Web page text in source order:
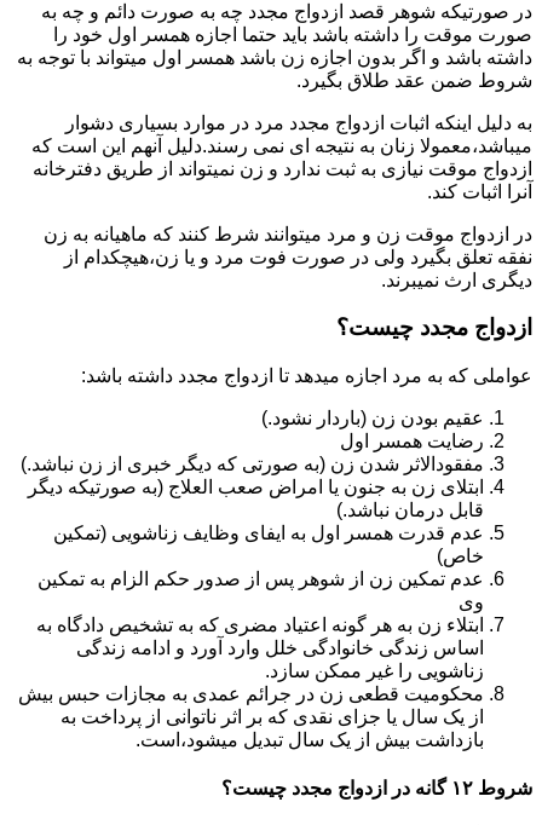
در صورتیکه شوهر قصد ازدواج مجدد چه به صورت دائم و چه به
صورت موقت را داشته باشد باید حتما اجازه همسر اول خود را
داشته باشد و اگر بدون اجازه زن باشد همسر اول میتواند با توجه به
شروط ضمن عقد طلاق بگیرد.
به دلیل اینکه اثبات ازدواج مجدد مرد در موارد بسیاری دشوار
میباشد،معمولا زنان به نتیجه ای نمی رسند.دلیل آنهم این است که
ازدواج موقت نیازی به ثبت ندارد و زن نمیتواند از طریق دفترخانه
آنرا اثبات کند.
در ازدواج موقت زن و مرد میتوانند شرط کنند که ماهیانه به زن
نفقه تعلق بگیرد ولی در صورت فوت مرد و یا زن،هیچکدام از
دیگری ارث نمیبرند.
ازدواج مجدد چیست؟
عواملی که به مرد اجازه میدهد تا ازدواج مجدد داشته باشد:
عقیم بودن زن (باردار نشود.)
رضایت همسر اول
مفقودالاثر شدن زن (به صورتی که دیگر خبری از زن نباشد.)
ابتلای زن به جنون یا امراض صعب العلاج (به صورتیکه دیگر
قابل درمان نباشد.)
عدم قدرت همسر اول به ایفای وظایف زناشویی (تمکین
خاص)
عدم تمکین زن از شوهر پس از صدور حکم الزام به تمکین
وی
ابتلاء زن به هر گونه اعتیاد مضری که به تشخیص دادگاه به
اساس زندگی خانوادگی خلل وارد آورد و ادامه زندگی
زناشویی را غیر ممکن سازد.
محکومیت قطعی زن در جرائم عمدی به مجازات حبس بیش
از یک سال یا جزای نقدی که بر اثر ناتوانی از پرداخت به
بازداشت بیش از یک سال تبدیل می‎شود،است.
شروط ۱۲ گانه در ازدواج مجدد چیست؟